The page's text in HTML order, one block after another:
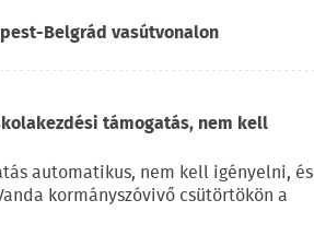
Belgrád vasútvonalon
támogatás, nem kell
automatikus, nem kell igényelni, és
kormányszóvivő csütörtökön a